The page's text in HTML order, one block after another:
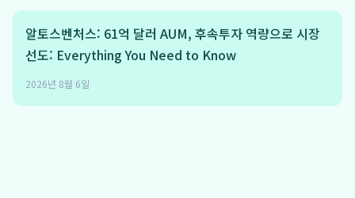
알토스벤처스: 61억 달러 AUM, 후속투자 역량으로 시장
선도: Everything You Need to Know
2026년 8월 6일